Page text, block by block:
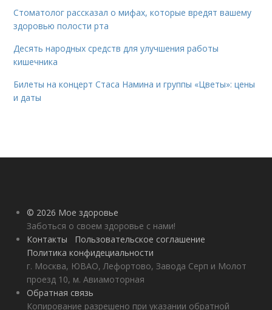
Стоматолог рассказал о мифах, которые вредят вашему
здоровью полости рта
Десять народных средств для улучшения работы
кишечника
Билеты на концерт Стаса Намина и группы «Цветы»: цены
и даты
© 2026 Мое здоровье
Заботься о своем здоровье с нами!
Контакты
Пользовательское соглашение
Политика конфидециальности
г. Москва, ЮВАО, Лефортово, Завода Серп и Молот
проезд 10, м. Авиамоторная
Обратная связь
Копирование разрешено при указании обратной